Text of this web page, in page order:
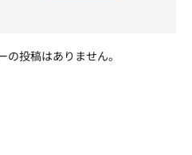
投稿はありません。